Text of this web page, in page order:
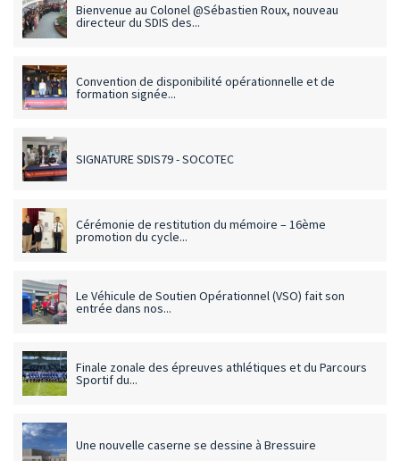
Bienvenue au Colonel @Sébastien Roux, nouveau
directeur du SDIS des...
Convention de disponibilité opérationnelle et de
formation signée...
SIGNATURE SDIS79 - SOCOTEC
Cérémonie de restitution du mémoire – 16ème
promotion du cycle...
Le Véhicule de Soutien Opérationnel (VSO) fait son
entrée dans nos...
Finale zonale des épreuves athlétiques et du Parcours
Sportif du...
Une nouvelle caserne se dessine à Bressuire